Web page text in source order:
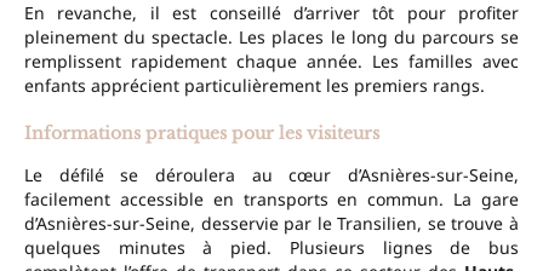
En revanche, il est conseillé d’arriver tôt pour profiter
pleinement du spectacle. Les places le long du parcours se
remplissent rapidement chaque année. Les familles avec
enfants apprécient particulièrement les premiers rangs.
Informations pratiques pour les visiteurs
Le défilé se déroulera au cœur d’Asnières-sur-Seine,
facilement accessible en transports en commun. La gare
d’Asnières-sur-Seine, desservie par le Transilien, se trouve à
quelques minutes à pied. Plusieurs lignes de bus